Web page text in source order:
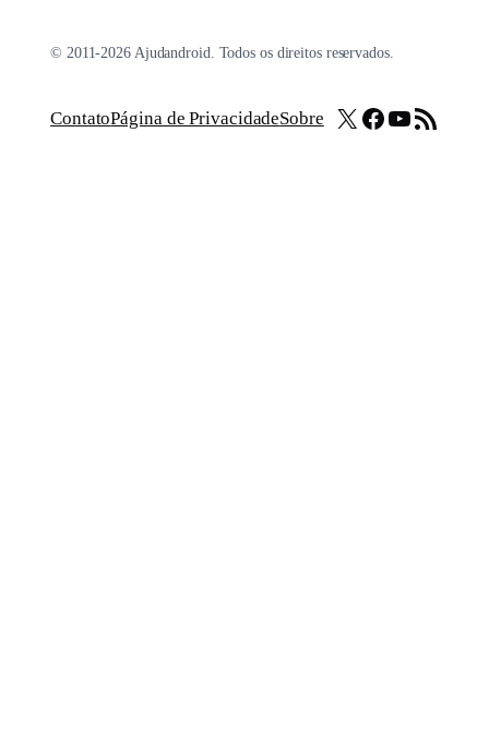
© 2011-2026 Ajudandroid. Todos os direitos reservados.
ContatoPágina de PrivacidadeSobre X Facebook
Youtube
Feed RSS